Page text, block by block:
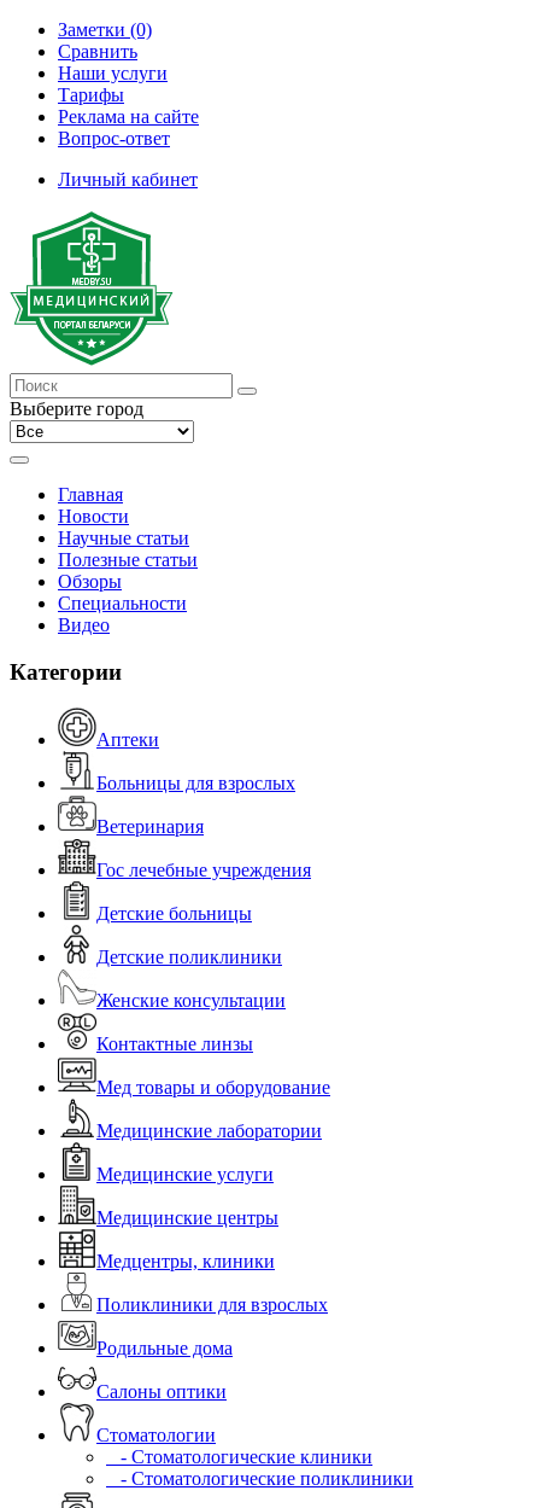
Заметки (0)
Сравнить
Наши услуги
Тарифы
Реклама на сайте
Вопрос-ответ
Личный кабинет
Выберите город
Главная
Новости
Научные статьи
Полезные статьи
Обзоры
Специальности
Видео
Категории
Аптеки
Больницы для взрослых
Ветеринария
Гос лечебные учреждения
Детские больницы
Детские поликлиники
Женские консультации
Контактные линзы
Мед товары и оборудование
Медицинские лаборатории
Медицинские услуги
Медицинские центры
Медцентры, клиники
Поликлиники для взрослых
Родильные дома
Салоны оптики
Стоматологии
- Стоматологические клиники
- Стоматологические поликлиники